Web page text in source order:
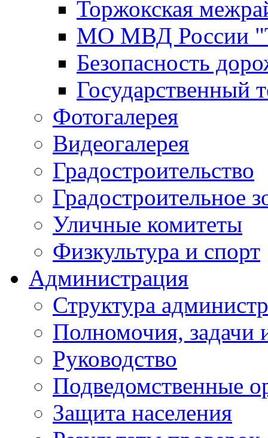
Торжокская
МО МВД России
Безопасность
Государственный
Фотогалерея
Видеогалерея
Градостроительство
Градостроительное
Уличные комитеты
Физкультура и спорт
Администрация
Структура
Полномочия, задачи
Руководство
Подведомственные
Защита населения